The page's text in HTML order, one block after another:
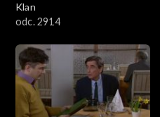
Klan
odc. 2914